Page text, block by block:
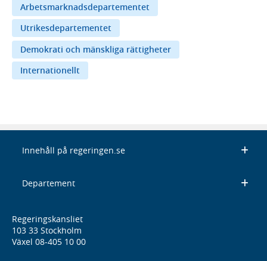
Arbetsmarknadsdepartementet
Utrikesdepartementet
Demokrati och mänskliga rättigheter
Internationellt
Innehåll på regeringen.se
Departement
Regeringskansliet
103 33 Stockholm
Växel 08-405 10 00